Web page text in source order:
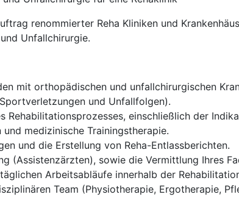
renommierter Reha Kliniken und
Unfallchirurgie.
mit orthopädischen und unfallchirurgischen
und Unfallfolgen).
Rehabilitationsprozesses, einschließlich der
medizinische Trainingstherapie.
und die Erstellung von Reha-Entlassberichten.
(Assistenzärzten), sowie die Vermittlung Ihres
Arbeitsabläufe innerhalb der
Team (Physiotherapie, Ergotherapie,